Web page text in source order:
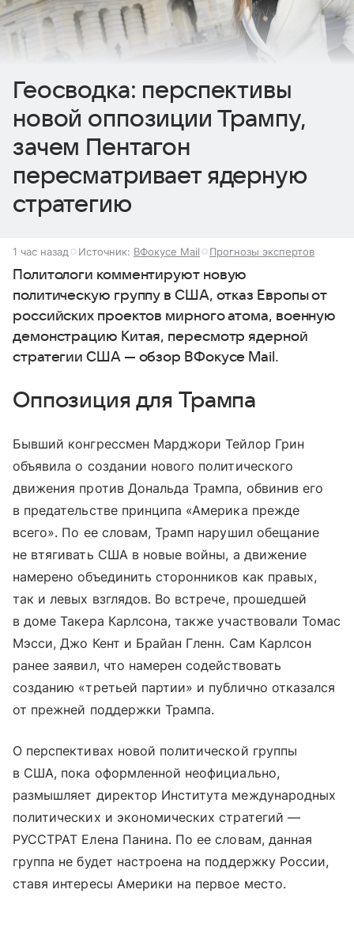
Геосводка: перспективы
новой оппозиции Трампу,
зачем Пентагон
пересматривает ядерную
стратегию
1 час назад Источник: ВФокусе Mail Прогнозы экспертов
Политологи комментируют новую
политическую группу в США, отказ Европы от
российских проектов мирного атома, военную
демонстрацию Китая, пересмотр ядерной
стратегии США — обзор ВФокусе Mail.
Оппозиция для Трампа
Бывший конгрессмен Марджори Тейлор Грин
объявила о создании нового политического
движения против Дональда Трампа, обвинив его
в предательстве принципа «Америка прежде
всего». По ее словам, Трамп нарушил обещание
не втягивать США в новые войны, а движение
намерено объединить сторонников как правых,
так и левых взглядов. Во встрече, прошедшей
в доме Такера Карлсона, также участвовали Томас
Мэсси, Джо Кент и Брайан Гленн. Сам Карлсон
ранее заявил, что намерен содействовать
созданию «третьей партии» и публично отказался
от прежней поддержки Трампа.
О перспективах новой политической группы
в США, пока оформленной неофициально,
размышляет директор Института международных
политических и экономических стратегий —
РУССТРАТ Елена Панина. По ее словам, данная
группа не будет настроена на поддержку России,
ставя интересы Америки на первое место.